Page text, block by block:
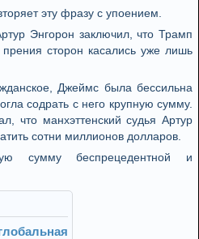
эту фразу с упоением.
Энгорон заключил, что Трамп
сторон касались уже лишь
Джеймс была бессильна
содрать с него крупную сумму.
что манхэттенский судья Артур
сотни миллионов долларов.
сумму беспрецедентной и